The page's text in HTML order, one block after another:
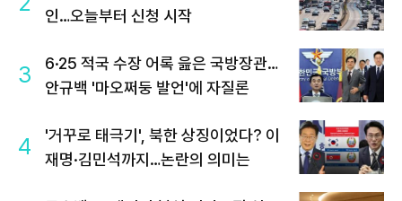
인…오늘부터 신청 시작
3
6·25 적국 수장 어록 읊은 국방장관…
안규백 '마오쩌둥 발언'에 자질론
4
'거꾸로 태극기', 북한 상징이었다? 이
재명·김민석까지…논란의 의미는